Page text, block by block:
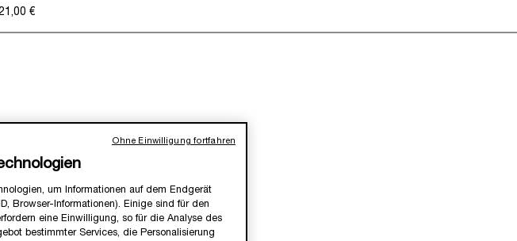
um Informationen auf dem Endgerät
Browser-Informationen). Einige sind für den
eine Einwilligung, so für die Analyse des
bestimmter Services, die Personalisierung
Ohne Einwilligung fortfahren